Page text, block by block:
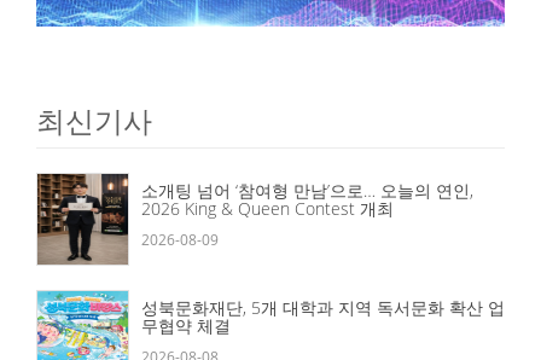
최신기사
소개팅 넘어 ‘참여형 만남’으로… 오늘의 연인,
2026 King & Queen Contest 개최
2026-08-09
성북문화재단, 5개 대학과 지역 독서문화 확산 업
무협약 체결